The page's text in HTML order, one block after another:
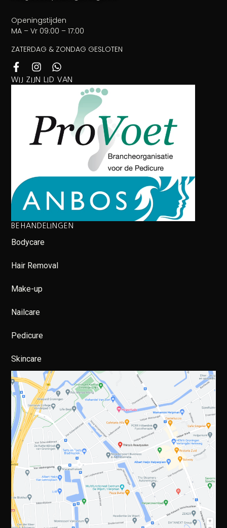
Openingstijden
MA – Vr 09:00 – 17:00
ZATERDAG & ZONDAG GESLOTEN
WIJ ZIJN LID VAN
BEHANDELINGEN
Bodycare
Hair Removal
Make-up
Nailcare
Pedicure
Skincare